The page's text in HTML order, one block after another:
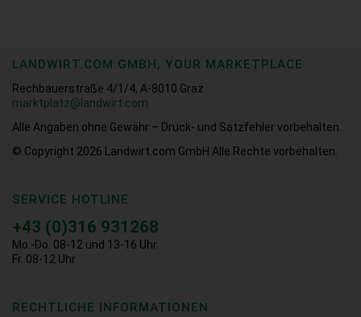
LANDWIRT.COM GMBH, YOUR MARKETPLACE
Rechbauerstraße 4/1/4, A-8010 Graz
marktplatz@landwirt.com
Alle Angaben ohne Gewähr – Druck- und Satzfehler vorbehalten.
© Copyright 2026
Landwirt.com GmbH Alle Rechte vorbehalten.
SERVICE HOTLINE
+43 (0)316 931268
Mo.-Do. 08-12 und 13-16 Uhr
Fr. 08-12 Uhr
RECHTLICHE INFORMATIONEN